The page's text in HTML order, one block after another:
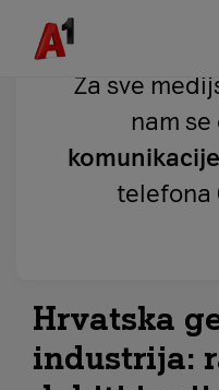
Skip to Main Content
Za sve
nam
telefona
Hrvatska
industrija: